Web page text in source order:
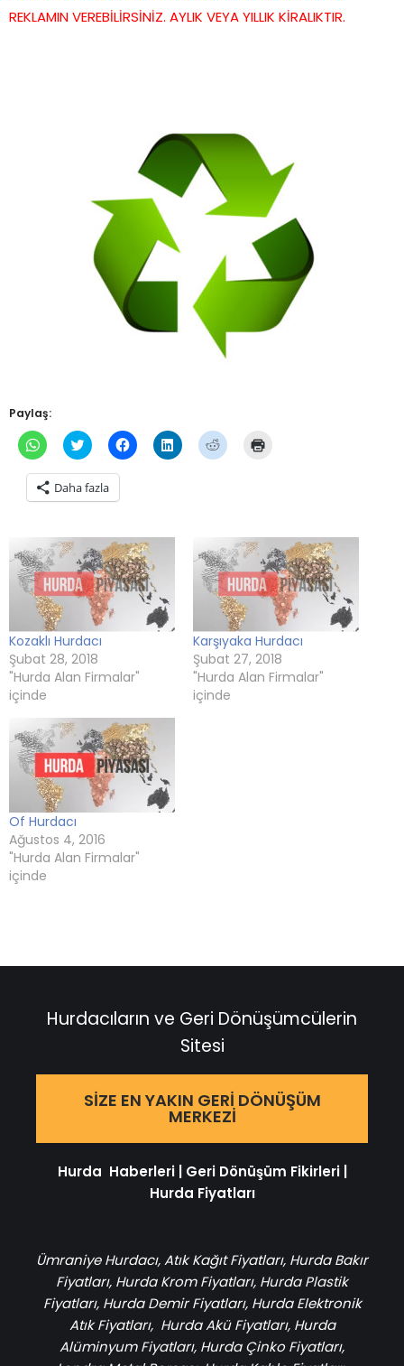
REKLAMIN VEREBİLİRSİNİZ. AYLIK VEYA YILLIK KİRALIKTIR.
Paylaş:
WhatsApp'ta
paylaşmak
tıklayın
(Yeni
pencerede
Twitter
üzerinde
için
tıklayın
(Yeni
Facebook'ta
paylaşmak
Linkedln
üzerinden
Reddit
üzerinde
Daha fazla
Kozaklı Hurdacı
Şubat 28, 2018
"Hurda Alan Firmalar"
içinde
Karşıyaka Hurdacı
Şubat 27, 2018
"Hurda Alan Firmalar"
içinde
Of Hurdacı
Ağustos 4, 2016
"Hurda Alan Firmalar"
içinde
Hurdacıların ve Geri Dönüşümcülerin
Sitesi
SIZE EN YAKIN GERI DÖNÜŞÜM
MERKEZI
Hurda Haberleri| Geri Dönüşüm Fikirleri|
Hurda Fiyatları
Ümraniye Hurdacı,Atık Kağıt Fiyatları, Hurda Bakır
Fiyatları, Hurda Krom Fiyatları, Hurda Plastik
Fiyatları, Hurda Demir Fiyatları, Hurda Elektronik
Atık Fiyatları, Hurda Akü Fiyatları,Hurda
Alüminyum Fiyatları, Hurda Çinko Fiyatları,